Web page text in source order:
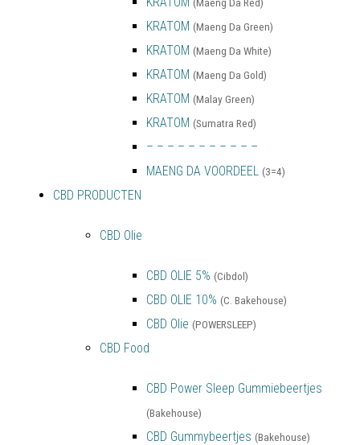
KRATOM (Maeng Da Green)
KRATOM (Maeng Da White)
KRATOM (Maeng Da Gold)
KRATOM (Malay Green)
KRATOM (Sumatra Red)
– – – – – – – – – – –
MAENG DA VOORDEEL (3=4)
CBD PRODUCTEN
CBD Olie
CBD OLIE 5% (Cibdol)
CBD OLIE 10% (C. Bakehouse)
CBD Olie (POWERSLEEP)
CBD Food
CBD Power Sleep Gummiebeertjes
(Bakehouse)
CBD Gummybeertjes (Bakehouse)